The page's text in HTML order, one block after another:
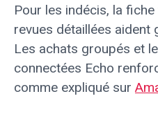
Pour les indécis, la
revues détaillées aident
Les achats groupés et
connectées Echo
comme expliqué sur